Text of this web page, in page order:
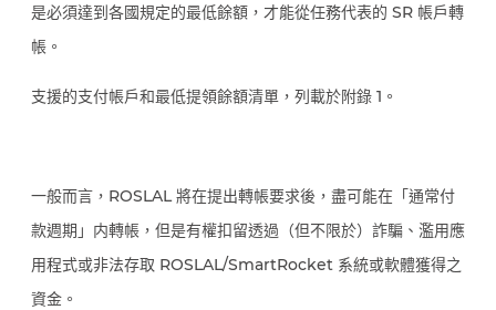
是必須達到各國規定的最低餘額，才能從任務代表的 SR 帳戶轉
帳。
支援的支付帳戶和最低提領餘額清單，列載於附錄 1。
一般而言，ROSLAL 將在提出轉帳要求後，盡可能在「通常付
款週期」内轉帳，但是有權扣留透過（但不限於）詐騙、濫用應
用程式或非法存取 ROSLAL/SmartRocket 系統或軟體獲得之
資金。